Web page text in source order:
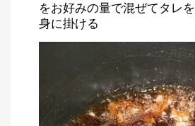
をお好みの量で混ぜてタレ
身に掛ける